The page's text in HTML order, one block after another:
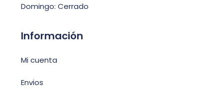
Domingo: Cerrado
Información
Mi cuenta
Envios